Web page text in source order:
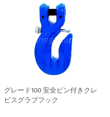
グレード100 安全ピン付きクレ
ビスグラブフック